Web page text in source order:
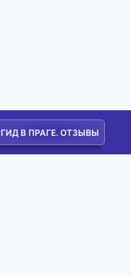
ГИД В ПРАГЕ. ОТЗЫВЫ